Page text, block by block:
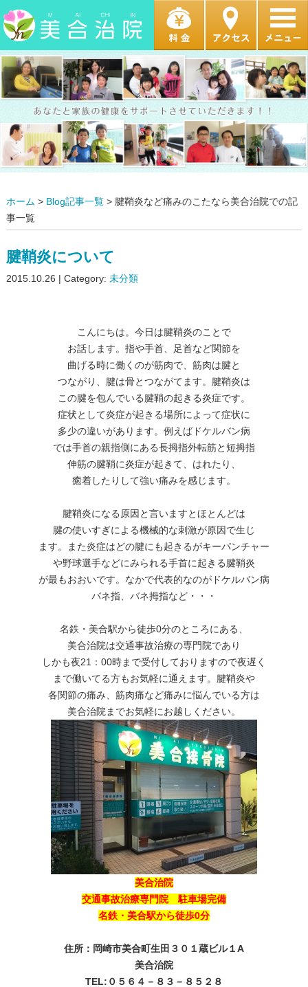
ホーム > Blog記事一覧> 腱鞘炎など痛みのこたなら美合治院での記
事一覧
腱鞘炎について
2015.10.26 | Category: 未分類
こんにちは。今日は腱鞘炎のことで
お話します。指や手首、足首など関節を
曲げる時に働くのが筋肉で、筋肉は腱と
つながり、腱は骨とつながてます。腱鞘炎は
この腱を包んでいる腱鞘の起きる炎症です。
症状として炎症が起きる場所によって症状に
多少の違いがあります。例えばドケルバン病
では手首の親指側にある長拇指外転筋と短拇指
伸筋の腱鞘に炎症が起きて、はれたり、
癒着したりして強い痛みを感じます。
腱鞘炎になる原因と言いますとほとんどは
腱の使いすぎによる機械的な刺激が原因で生じ
ます。また炎症はどの腱にも起きるがキーパンチャー
や野球選手などにみられる手首に起きる腱鞘炎
が最もおおいです。なかで代表的なのがドケルバン病
バネ指、バネ拇指など・・・
名鉄・美合駅から徒歩0分のところにある、
美合治院は交通事故治療の専門院であり
しかも夜21：00時まで受付しておりますので夜遅く
まで働いてる方もお気軽に通えます。腱鞘炎や
各関節の痛み、筋肉痛など痛みに悩んでいる方は
美合治院までお気軽にお越しください。
美合治院
交通事故治療専門院 駐車場完備
名鉄・美合駅から徒歩0分
住所：岡崎市美合町生田３０１蔵ビル１A
美合治院
TEL:０５６４－８３－８５２８